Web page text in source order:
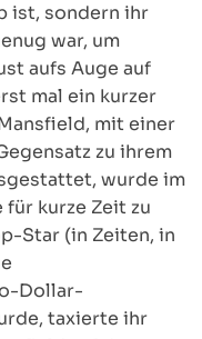
ist, sondern ihr
war, um
aufs Auge auf
mal ein kurzer
mit einer
zu ihrem
wurde im
kurze Zeit zu
Star (in Zeiten, in
Dollar-
taxierte ihr